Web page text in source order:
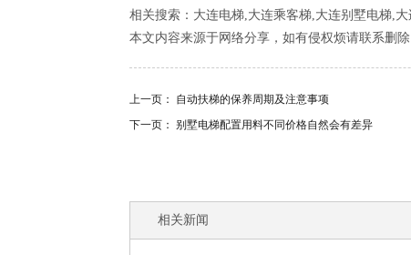
相关搜索：大连电梯,大连乘客梯,大连别墅电梯,
本文内容来源于网络分享，如有侵权烦请联系删除
上一页： 自动扶梯的保养周期及注意事项
下一页： 别墅电梯配置用料不同价格自然会有差异
相关新闻